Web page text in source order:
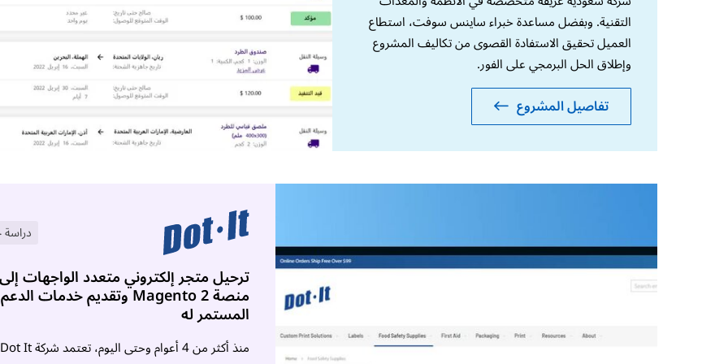
التقنية. وبفضل مساعدة خبراء ساينس سوفت، استطاع
العميل تحقيق الاستفادة القصوى من تكاليف المشروع
وإطلاق الحل البرمجي على الفور.
تفاصيل المشروع
دراسة
ترحيل متجر إلكتروني متعدد الواجهات إلى
منصة Magento 2 وتقديم خدمات الدعم
المستمر له
منذ أكثر من 4 أعوام وحتى اليوم، تعتمد شركة Dot It